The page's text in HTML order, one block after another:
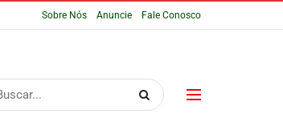
Sobre Nós Anuncie Fale Conosco